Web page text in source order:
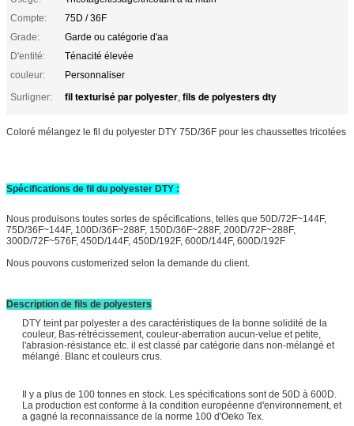
Compte:
75D / 36F
Grade:
Garde ou catégorie d'aa
D'entité:
Ténacité élevée
couleur:
Personnaliser
Surligner:
fil texturisé par polyester, fils de polyesters dty
Coloré mélangez le fil du polyester DTY 75D/36F pour les chaussettes tricotées
Spécifications de fil du polyester DTY :
Nous produisons toutes sortes de spécifications, telles que 50D/72F~144F,
75D/36F~144F, 100D/36F~288F, 150D/36F~288F, 200D/72F~288F,
300D/72F~576F, 450D/144F, 450D/192F, 600D/144F, 600D/192F
Nous pouvons customerized selon la demande du client.
Description de fils de polyesters
DTY teint par polyester a des caractéristiques de la bonne solidité de la
couleur, Bas-rétrécissement, couleur-aberration aucun-velue et petite,
l'abrasion-résistance etc. il est classé par catégorie dans non-mélangé et
mélangé. Blanc et couleurs crus.
Il y a plus de 100 tonnes en stock. Les spécifications sont de 50D à 600D.
La production est conforme à la condition européenne d'environnement, et
a gagné la reconnaissance de la norme 100 d'Oeko Tex.